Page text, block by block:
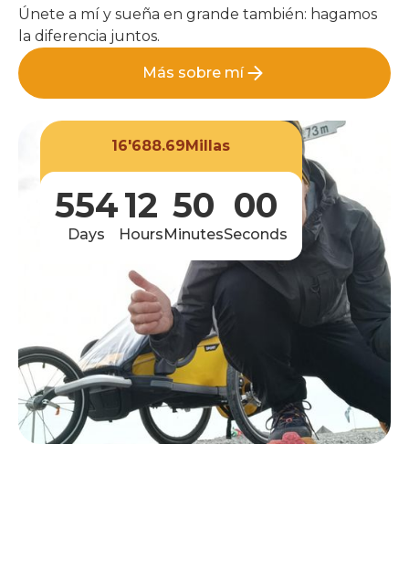
Únete a mí y sueña en grande también: hagamos
la diferencia juntos.
Más sobre mí
Más sobre mí
16'688.69 Millas
554
Days
12
Hours
50
Minutes
00
Seconds